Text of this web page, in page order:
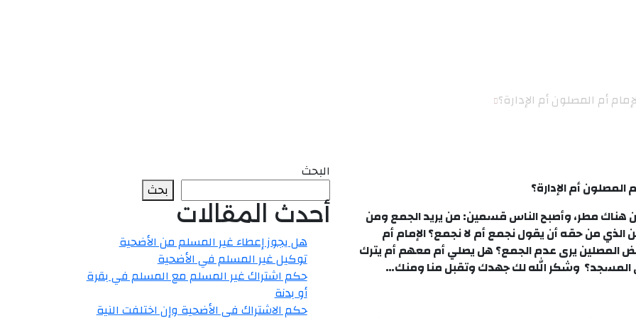
أم الإدارة؟
هناك مطر، وأصبح الناس قسمين: من يريد الجمع ومن
من حقه أن يقول نجمع أم لا نجمع؟ الإمام أم
المصلين يرى عدم الجمع؟ هل يصلي أم معهم أم يترك
المسجد؟ وشكر الله لك جهدك وتقبل منا ومنك…
البحث
بحث
أحدث المقالات
هل يجوز إعطاء غير المسلم من الأضحية
توكيل غير المسلم في الأضحية
حكم اشتراك غير المسلم مع المسلم في بقرة
أو بدنة
حكم الاشتراك في الأضحية وإن اختلفت النية